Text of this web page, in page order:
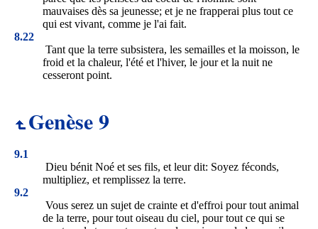
mauvaises dès sa jeunesse; et je ne frapperai plus tout ce
qui est vivant, comme je l'ai fait.
8.22
Tant que la terre subsistera, les semailles et la moisson, le
froid et la chaleur, l'été et l'hiver, le jour et la nuit ne
cesseront point.
Genèse 9
9.1
Dieu bénit Noé et ses fils, et leur dit: Soyez féconds,
multipliez, et remplissez la terre.
9.2
Vous serez un sujet de crainte et d'effroi pour tout animal
de la terre, pour tout oiseau du ciel, pour tout ce qui se